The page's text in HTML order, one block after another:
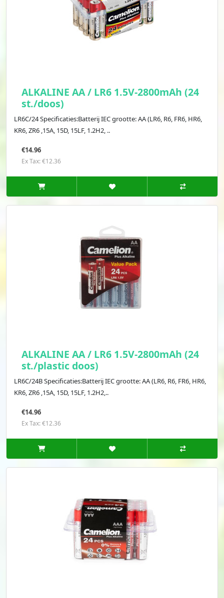
ALKALINE AA / LR6 1.5V-2800mAh (24
st./doos)
LR6C/24 Specificaties:Batterij IEC grootte: AA (LR6, R6, FR6, HR6,
KR6, ZR6 ,15A, 15D, 15LF, 1.2H2, ..
€14.96
Ex Tax: €12.36
ALKALINE AA / LR6 1.5V-2800mAh (24
st./plastic doos)
LR6C/24B Specificaties:Batterij IEC grootte: AA (LR6, R6, FR6, HR6,
KR6, ZR6 ,15A, 15D, 15LF, 1.2H2,..
€14.96
Ex Tax: €12.36